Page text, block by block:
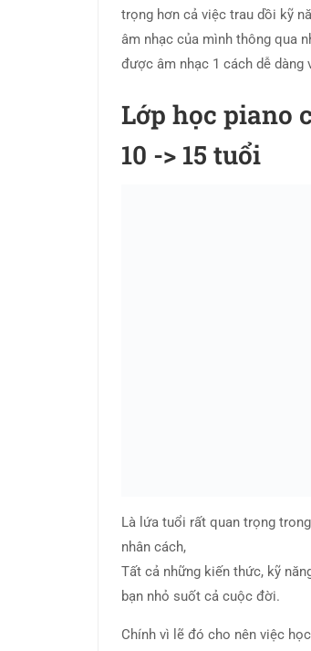
trọng hơn cả việc trau dồi kỹ
âm nhạc của mình thông qua
được âm nhạc 1 cách dễ dàng
Lớp học piano
10 -> 15 tuổi
Là lứa tuổi rất quan trọng
nhân cách,
Tất cả những kiến thức, kỹ
bạn nhỏ suốt cả cuộc đời.
Chính vì lẽ đó cho nên việc